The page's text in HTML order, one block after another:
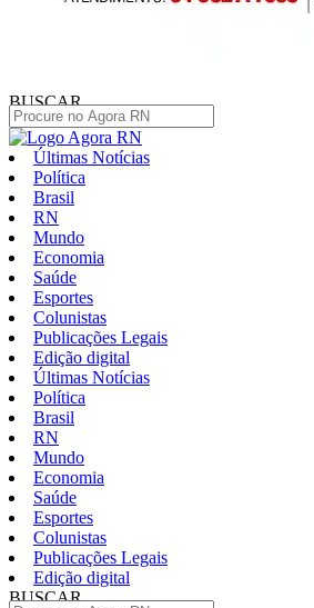
BUSCAR
Últimas Notícias
Política
Brasil
RN
Mundo
Economia
Saúde
Esportes
Colunistas
Publicações Legais
Edição digital
Últimas Notícias
Política
Brasil
RN
Mundo
Economia
Saúde
Esportes
Colunistas
Publicações Legais
Edição digital
BUSCAR